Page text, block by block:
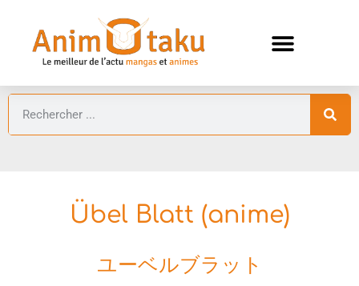
Übel Blatt (anime)
ユーベルブラット